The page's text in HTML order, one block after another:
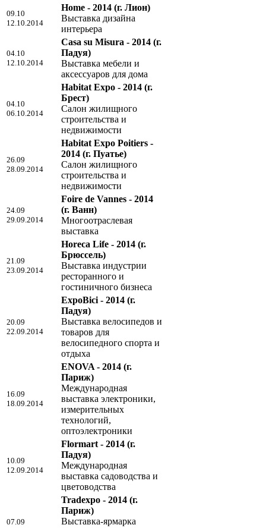
09.10
12.10.2014
Home - 2014 (г. Лион)
Выставка дизайна
интерьера
04.10
12.10.2014
Casa su Misura - 2014 (г.
Падуя)
Выставка мебели и
аксессуаров для дома
04.10
06.10.2014
Habitat Expo - 2014 (г.
Брест)
Салон жилищного
строительства и
недвижимости
26.09
28.09.2014
Habitat Expo Poitiers -
2014 (г. Пуатье)
Салон жилищного
строительства и
недвижимости
24.09
29.09.2014
Foire de Vannes - 2014
(г. Ванн)
Многоотраслевая
выставка
21.09
23.09.2014
Horeca Life - 2014 (г.
Брюссель)
Выставка индустрии
ресторанного и
гостиничного бизнеса
20.09
22.09.2014
ExpoBici - 2014 (г.
Падуя)
Выставка велосипедов и
товаров для
велосипедного спорта и
отдыха
16.09
18.09.2014
ENOVA - 2014 (г.
Париж)
Международная
выставка электроники,
измерительных
технологий,
оптоэлектроники
10.09
12.09.2014
Flormart - 2014 (г.
Падуя)
Международная
выставка садоводства и
цветоводства
07.09
Tradexpo - 2014 (г.
Париж)
Выставка-ярмарка